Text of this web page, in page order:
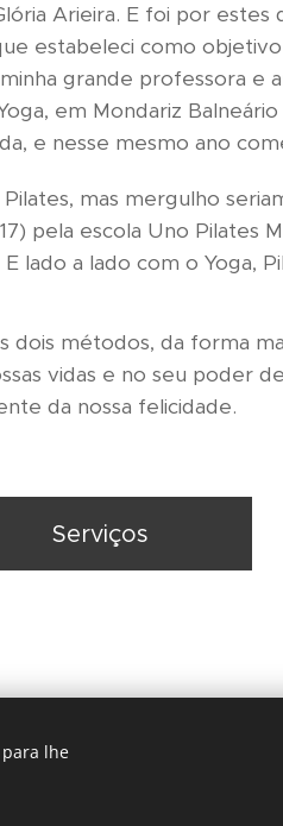
Arieira. E foi por
estabeleci como
grande professora e
em Mondariz Balneário
e nesse mesmo ano
mas mergulho
pela escola Uno Pilates
lado a lado com o Yoga,
métodos, da forma
vidas e no seu poder
da nossa felicidade.
Serviços
Livro de Reclamações
lhe